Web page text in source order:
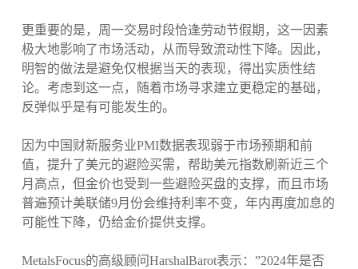
更重要的是，周一交易时段恰逢劳动节假期，这一因素
极大地影响了市场活动，从而导致流动性下降。因此，
明智的做法是避免仅根据当天的表现，得出实质性结
论。考虑到这一点，随着市场寻求建立更稳定的基础，
反弹似乎是有可能发生的。
因为中国财新服务业PMI数据表现弱于市场预期和前
值，提升了美元的避险买需，帮助美元指数刷新近三个
月高点，但金价也受到一些避险买盘的支撑，而且市场
普遍预计美联储9月份会维持利率不变，年内再度加息的
可能性下降，仍给金价提供支撑。
MetalsFocus的高级顾问HarshalBarot表示：”2024年是否